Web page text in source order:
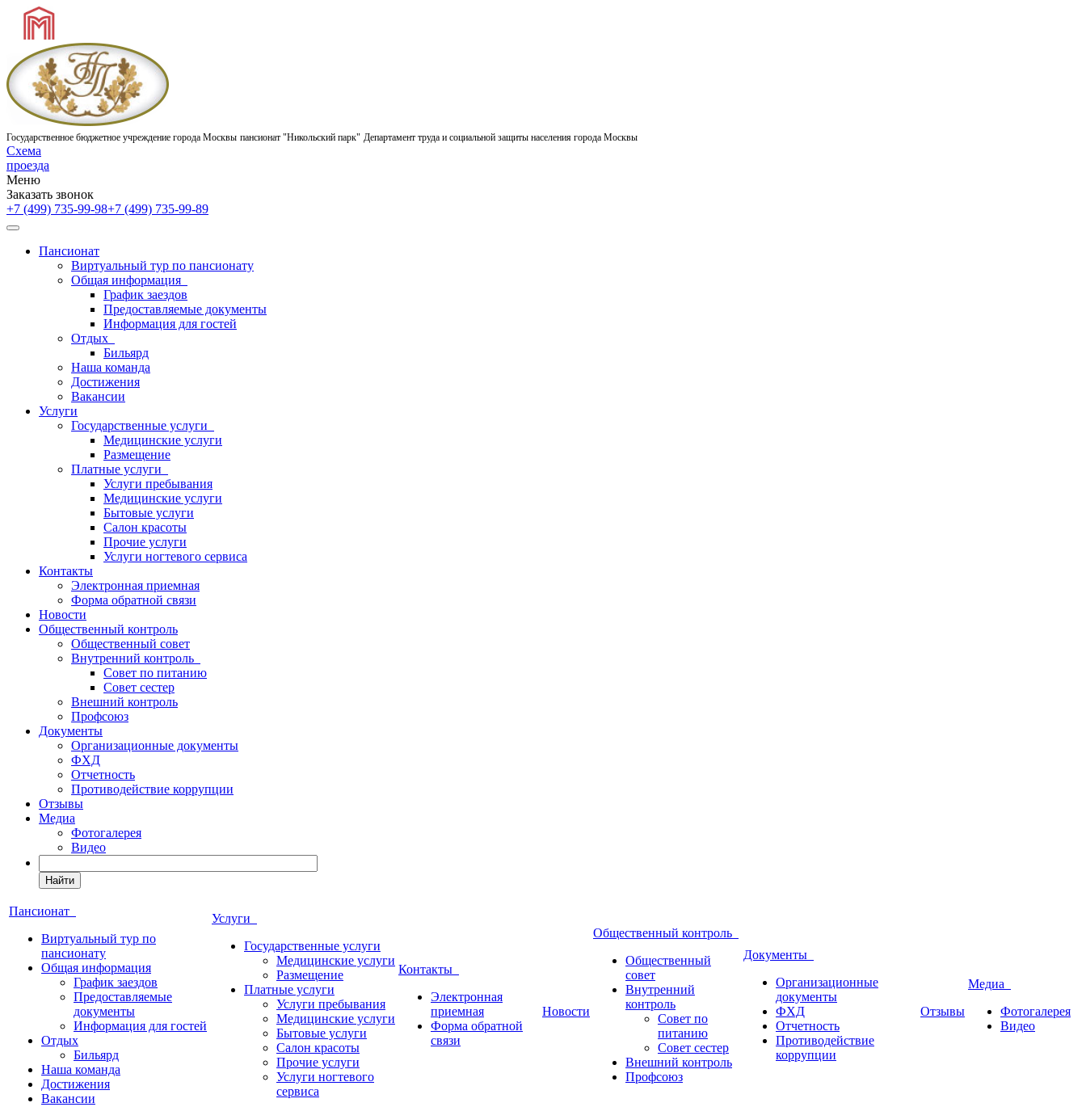
Государственное бюджетное учреждение города Москвы пансионат "Никольский парк" Департамент труда и социальной защиты населения города Москвы
Схема
проезда
Меню
Заказать звонок
+7 (499) 735-99-98+7 (499) 735-99-89
Пансионат
Виртуальный тур по пансионату
Общая информация
График заездов
Предоставляемые документы
Информация для гостей
Отдых
Бильярд
Наша команда
Достижения
Вакансии
Услуги
Государственные услуги
Медицинские услуги
Размещение
Платные услуги
Услуги пребывания
Медицинские услуги
Бытовые услуги
Салон красоты
Прочие услуги
Услуги ногтевого сервиса
Контакты
Электронная приемная
Форма обратной связи
Новости
Общественный контроль
Общественный совет
Внутренний контроль
Совет по питанию
Совет сестер
Внешний контроль
Профсоюз
Документы
Организационные документы
ФХД
Отчетность
Противодействие коррупции
Отзывы
Медиа
Фотогалерея
Видео
Найти
Пансионат
Виртуальный тур по
пансионату
Общая информация
График заездов
Предоставляемые
документы
Информация для гостей
Отдых
Бильярд
Наша команда
Достижения
Вакансии
Услуги
Государственные услуги
Медицинские услуги
Размещение
Платные услуги
Услуги пребывания
Медицинские услуги
Бытовые услуги
Салон красоты
Прочие услуги
Услуги ногтевого
сервиса
Контакты
Электронная
приемная
Форма обратной
связи
Новости
Общественный контроль
Общественный
совет
Внутренний
контроль
Совет по
питанию
Совет сестер
Внешний контроль
Профсоюз
Документы
Организационные
документы
ФХД
Отчетность
Противодействие
коррупции
Отзывы
Медиа
Фотогалерея
Видео